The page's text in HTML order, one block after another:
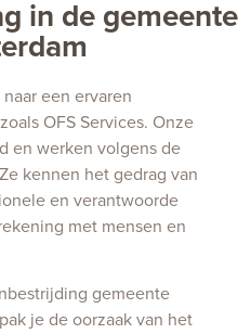
in de gemeente
een ervaren
OFS Services. Onze
en werken volgens de
kennen het gedrag van
en verantwoorde
met mensen en
gemeente
je de oorzaak van het